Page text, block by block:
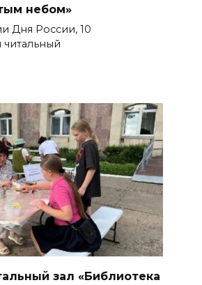
небом»
Дня России, 10
зал «Библиотека